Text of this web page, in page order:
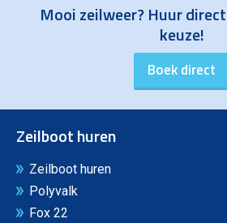
Mooi zeilweer? Huur
keuze!
Zeilboot huren
Zeilboot huren
Polyvalk
Fox 22